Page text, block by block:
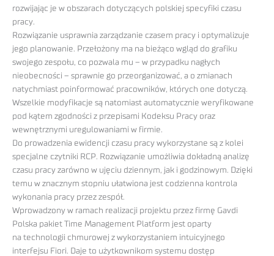
rozwijając je w obszarach dotyczących polskiej specyfiki czasu
pracy.
Rozwiązanie usprawnia zarządzanie czasem pracy i optymalizuje
jego planowanie. Przełożony ma na bieżąco wgląd do grafiku
swojego zespołu, co pozwala mu – w przypadku nagłych
nieobecności – sprawnie go przeorganizować, a o zmianach
natychmiast poinformować pracowników, których one dotyczą.
Wszelkie modyfikacje są natomiast automatycznie weryfikowane
pod kątem zgodności z przepisami Kodeksu Pracy oraz
wewnętrznymi uregulowaniami w firmie.
Do prowadzenia ewidencji czasu pracy wykorzystane są z kolei
specjalne czytniki RCP. Rozwiązanie umożliwia dokładną analizę
czasu pracy zarówno w ujęciu dziennym, jak i godzinowym. Dzięki
temu w znacznym stopniu ułatwiona jest codzienna kontrola
wykonania pracy przez zespół.
Wprowadzony w ramach realizacji projektu przez firmę Gavdi
Polska pakiet Time Management Platform jest oparty
na technologii chmurowej z wykorzystaniem intuicyjnego
interfejsu Fiori. Daje to użytkownikom systemu dostęp